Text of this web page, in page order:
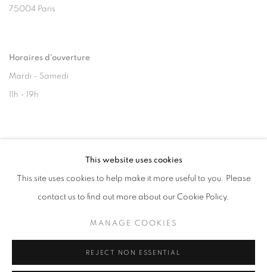
75004 Paris
Horaires d'ouverture
Mardi - Samedi
11h - 19h
mail@galerieclementinedelaferonniere.fr
COPYRIGHT © CLÉMENTINE DE LA FÉRONNIÈRE. 2026
This website uses cookies
This site uses cookies to help make it more useful to you. Please
contact us to find out more about our Cookie Policy.
MANAGE COOKIES
REJECT NON ESSENTIAL